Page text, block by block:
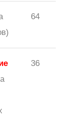
64
36